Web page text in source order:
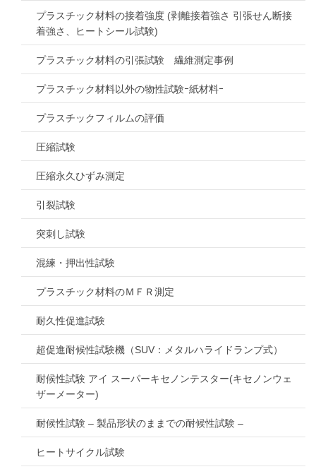
プラスチック材料の接着強度 (剥離接着強さ 引張せん断接
着強さ、ヒートシール試験)
プラスチック材料の引張試験 繊維測定事例
プラスチック材料以外の物性試験ｰ紙材料ｰ
プラスチックフィルムの評価
圧縮試験
圧縮永久ひずみ測定
引裂試験
突刺し試験
混練・押出性試験
プラスチック材料のＭＦＲ測定
耐久性促進試験
超促進耐候性試験機（SUV：メタルハライドランプ式）
耐候性試験 アイ スーパーキセノンテスター(キセノンウェ
ザーメーター)
耐候性試験 – 製品形状のままでの耐候性試験 –
ヒートサイクル試験